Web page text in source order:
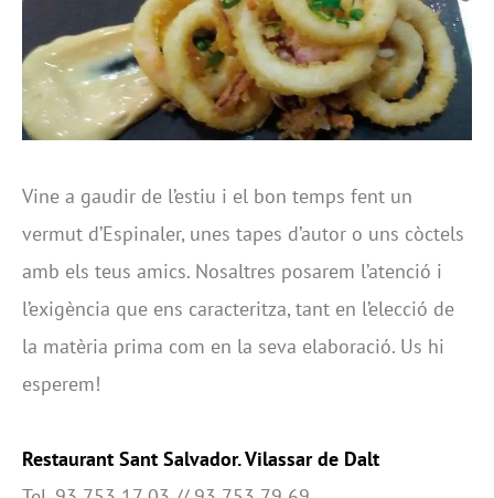
Vine a gaudir de l’estiu i el bon temps fent un
vermut d’Espinaler, unes tapes d’autor o uns còctels
amb els teus amics. Nosaltres posarem l’atenció i
l’exigència que ens caracteritza, tant en l’elecció de
la matèria prima com en la seva elaboració. Us hi
esperem!
Restaurant Sant Salvador. Vilassar de Dalt